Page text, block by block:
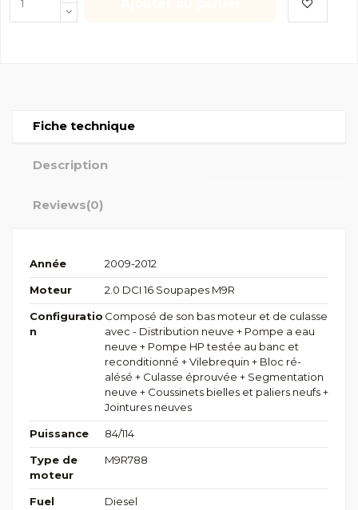
Fiche technique
Description
Reviews(0)
Année 2009-2012
Moteur 2.0 DCI 16 Soupapes M9R
Configuratio
n
Composé de son bas moteur et de culasse
avec - Distribution neuve + Pompe a eau
neuve + Pompe HP testée au banc et
reconditionné + Vilebrequin + Bloc ré-
alésé + Culasse éprouvée + Segmentation
neuve + Coussinets bielles et paliers neufs +
Jointures neuves
Puissance 84/114
Type de
moteur
M9R788
Fuel Diesel